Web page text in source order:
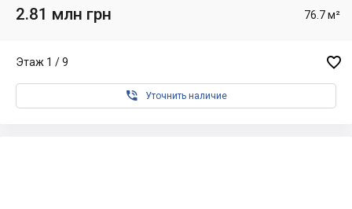
2.81 млн грн 76.7 м²
Этаж 1 / 9 
 Уточнить наличие